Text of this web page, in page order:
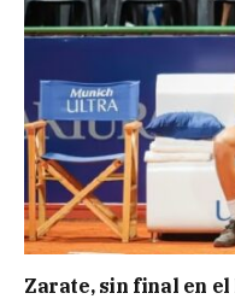
Zarate, sin final en